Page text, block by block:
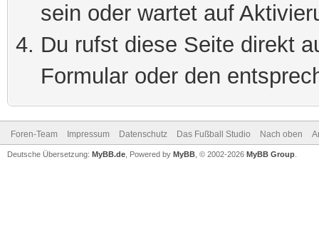
sein oder wartet auf
Du rufst diese Seite direkt
Formular oder den
Foren-Team Impressum Datenschutz Das Fußball Studio Nach oben
Deutsche Übersetzung: MyBB.de , Powered by MyBB , © 2002-2026 MyBB Group